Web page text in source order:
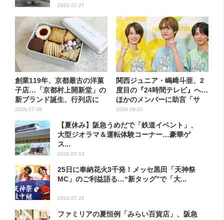
2026.07.27
創業119年、京都最古の洋菓
子店…「京都村上開新堂」の
新ブランド誕生、行列店に
2026.07.08
関西ジュニア・嶋﨑斗亜、2
度目の『24時間テレビ』へ…
ほかのメンバーに助言「サ
ポ...
2026.08.02
【夏休み】阪急うめだで「鉄道イベント」、
大型ジオラマ＆運転体験コーナー…豪華ゲ
ス...
2026.07.13
25日に奉納花火3千発！メッセ黒田「天神祭
MC」のご利益語る…“新タッグ”で「大...
2026.07.22
ファミリアの夏恒例「みらい百貨店」、阪急